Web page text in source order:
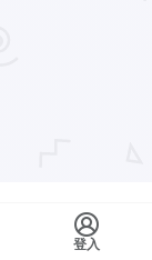
登入